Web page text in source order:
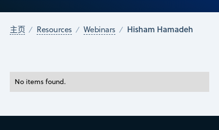
主页 Resources Webinars Hisham Hamadeh
No items found.